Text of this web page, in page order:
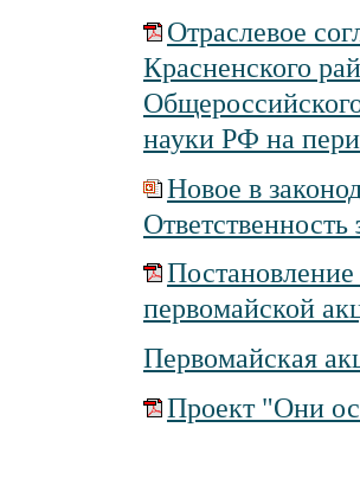
Отраслевое
Красненского
науки РФ на
Новое в
Ответственность
первомайской
Первомайская
Проект "Они